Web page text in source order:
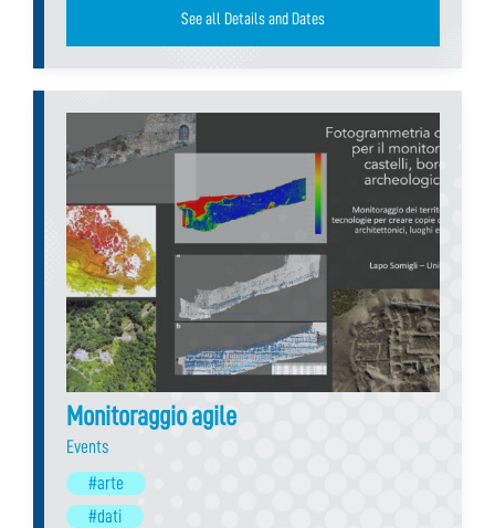
See all Details and Dates
Monitoraggio agile
Events
#arte
#dati